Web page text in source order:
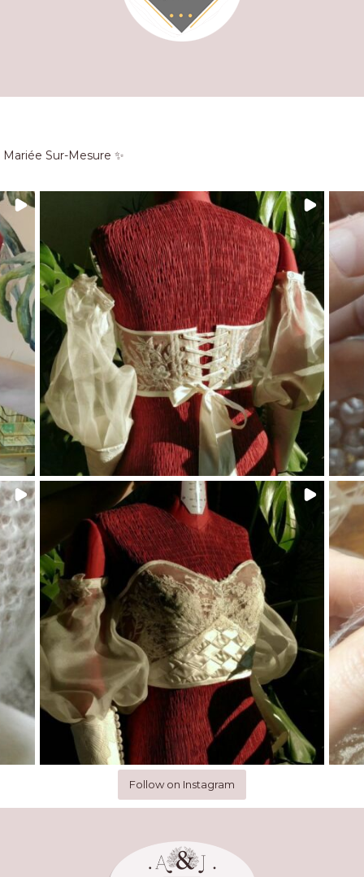
Sur-Mesure ✨
Follow on Instagram